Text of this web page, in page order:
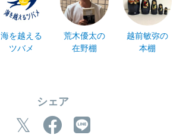
海を越える
ツバメ
荒木優太の
在野棚
越前敏弥の
本棚
シェア